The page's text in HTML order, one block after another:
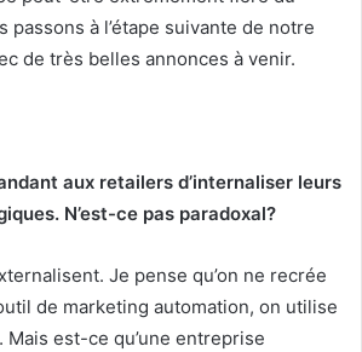
passons à l’étape suivante de notre
de très belles annonces à venir.
aux retailers d’internaliser leurs
N’est-ce pas paradoxal?
Je pense qu’on ne recrée
de marketing automation, on utilise
est-ce qu’une entreprise